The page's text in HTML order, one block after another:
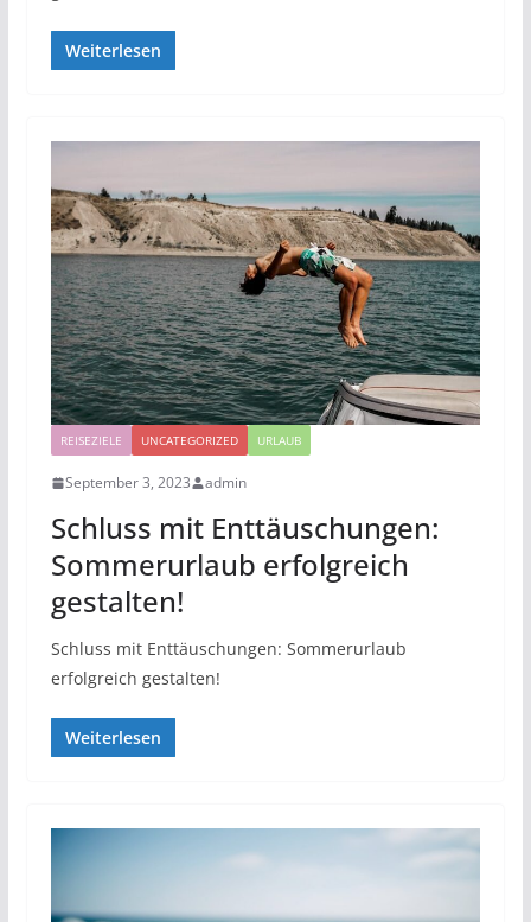
Weiterlesen
REISEZIELE UNCATEGORIZED URLAUB
September 3, 2023 admin
Schluss mit Enttäuschungen:
Sommerurlaub erfolgreich
gestalten!
Schluss mit Enttäuschungen: Sommerurlaub
erfolgreich gestalten!
Weiterlesen